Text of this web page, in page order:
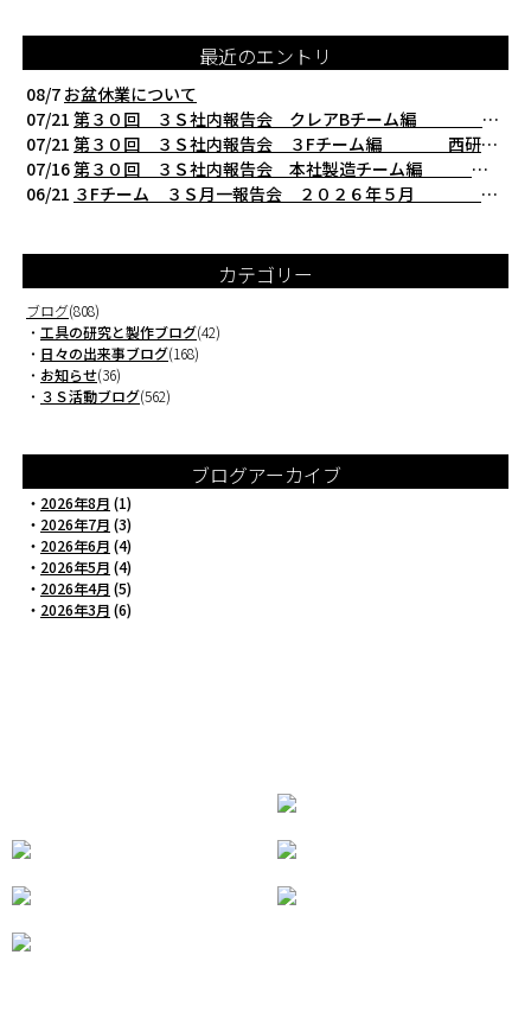
最近のエントリ
08/7 お盆休業について
07/21 第３０回 ３Ｓ社内報告会 クレアBチーム編 西研の３Ｓ活動（整理・整頓・清掃
07/21 第３０回 ３Ｓ社内報告会 ３Fチーム編 西研の３Ｓ活動（整理・整頓・清掃）
07/16第３０回 ３Ｓ社内報告会 本社製造チーム編 西研の３Ｓ活動（整理・整頓・清掃
06/21 ３Fチーム ３Ｓ月一報告会 ２０２６年５月 切削工具を考える西研より
カテゴリー
ブログ(808)
・ 工具の研究と製作ブログ(42)
・ 日々の出来事ブログ(168)
・ お知らせ(36)
・ ３Ｓ活動ブログ(562)
ブログアーカイブ
・ 2026年8月 (1)
・ 2026年7月 (3)
・ 2026年6月 (4)
・ 2026年5月 (4)
・ 2026年4月 (5)
・ 2026年3月 (6)